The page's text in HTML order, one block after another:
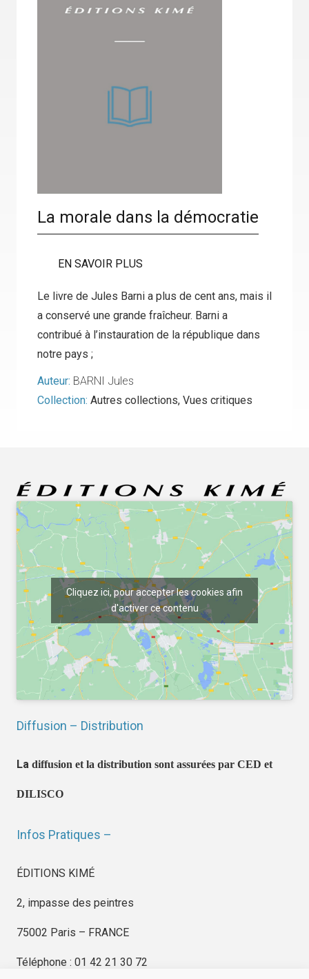
La morale dans la démocratie
EN SAVOIR PLUS
Le livre de Jules Barni a plus de cent ans, mais il
a conservé une grande fraîcheur. Barni a
contribué à l’instauration de la république dans
notre pays ;
Auteur: BARNI Jules
Collection: Autres collections, Vues critiques
Cliquez ici, pour accepter les cookies afin
d'activer ce contenu
Diffusion – Distribution
La diffusion et la distribution sont assurées par CED et
DILISCO
Infos Pratiques –
ÉDITIONS KIMÉ
2, impasse des peintres
75002 Paris – FRANCE
Téléphone : 01 42 21 30 72